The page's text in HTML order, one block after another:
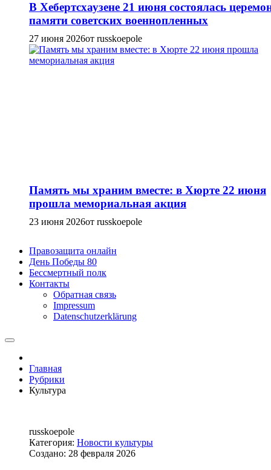
В Хебертсхаузене 21 июня состоялась
памяти советских военнопленных
27 июня 2026от russkoepole
Память мы храним вместе: в Хюрте 22 июня
прошла мемориальная акция
23 июня 2026от russkoepole
Правозащита онлайн
День Победы 80
Бессмертный полк
Контакты
Обратная связь
Impressum
Datenschutzerklärung
Главная
Рубрики
Культура
russkoepole
Категория: Новости культуры
Создано: 28 февраля 2026